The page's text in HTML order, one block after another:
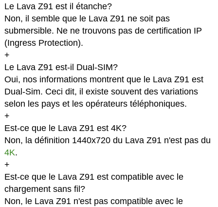
Le Lava Z91 est il étanche?
Non, il semble que le Lava Z91 ne soit pas
submersible. Ne ne trouvons pas de certification IP
(Ingress Protection).
+
Le Lava Z91 est-il Dual-SIM?
Oui, nos informations montrent que le Lava Z91 est
Dual-Sim. Ceci dit, il existe souvent des variations
selon les pays et les opérateurs téléphoniques.
+
Est-ce que le Lava Z91 est 4K?
Non, la définition 1440x720 du Lava Z91 n'est pas du
4K.
+
Est-ce que le Lava Z91 est compatible avec le
chargement sans fil?
Non, le Lava Z91 n'est pas compatible avec le